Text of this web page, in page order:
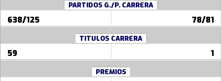
PARTIDOS G./P. CARRERA
638/125 78/81
TITULOS CARRERA
59 1
PREMIOS